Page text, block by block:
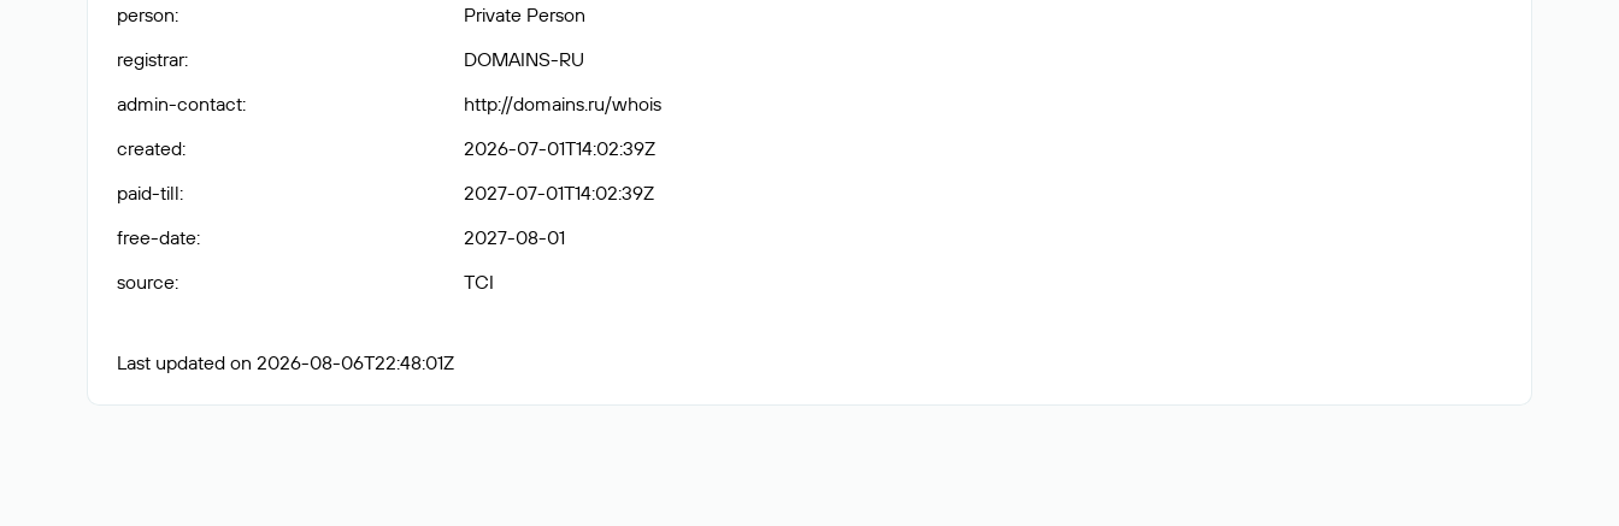
person:
Private Person
registrar:
DOMAINS-RU
admin-contact:
http://domains.ru/whois
created:
2026-07-01T14:02:39Z
paid-till:
2027-07-01T14:02:39Z
free-date:
2027-08-01
source: TCI
Last updated on 2026-08-06T22:48:01Z